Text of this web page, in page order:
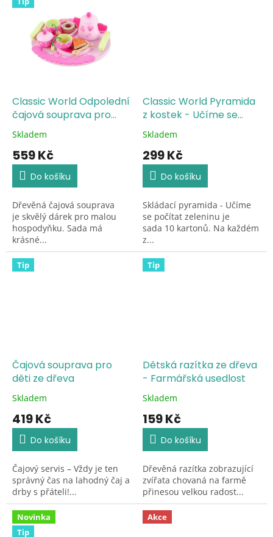
Classic World Odpolední
čajová souprava pro
děti z přírodního dřeva
Průměrné
hodnocení
produktu
5,0
5
hvězdiček.
Skladem
559 Kč
Do košíku
Dřevěná čajová souprava
je skvělý dárek pro malou
hospodyňku. Sada má
krásné...
Classic World Pyramida
z kostek - Učíme se
počítat zeleninu
Průměrné
hodnocení
produktu
5,0
5
hvězdiček.
Skladem
299 Kč
Do košíku
Skládací pyramida - Učíme
se počítat zeleninu je
sada 10 kartonů. Na každém
z...
Tip
Čajová souprava pro
děti ze dřeva
Průměrné
hodnocení
produktu
5,0
5
hvězdiček.
Skladem
419 Kč
Do košíku
Čajový servis – Vždy je ten
správný čas na lahodný čaj a
drby s přáteli!...
Tip
Dětská razítka ze dřeva
- Farmářská usedlost
Průměrné
hodnocení
produktu
5,0
5
hvězdiček.
Skladem
159 Kč
Do košíku
Dřevěná razítka zobrazující
zvířata chovaná na farmě
přinesou velkou radost...
Novinka
Tip
Akce